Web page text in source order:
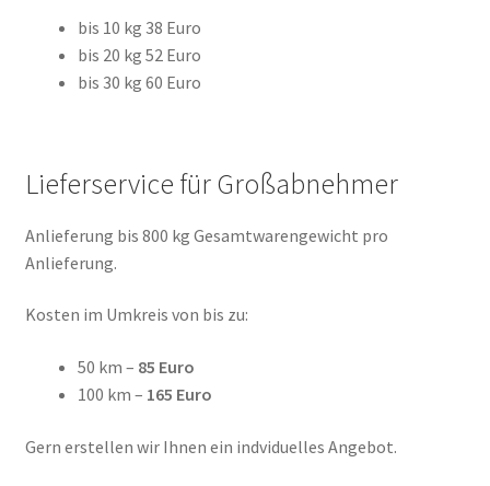
bis 10 kg 38 Euro
bis 20 kg 52 Euro
bis 30 kg 60 Euro
Lieferservice für Großabnehmer
Anlieferung bis 800 kg Gesamtwarengewicht pro
Anlieferung.
Kosten im Umkreis von bis zu:
50 km – 85 Euro
100 km – 165 Euro
Gern erstellen wir Ihnen ein indviduelles Angebot.